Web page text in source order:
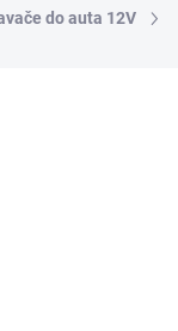
do auta 12V